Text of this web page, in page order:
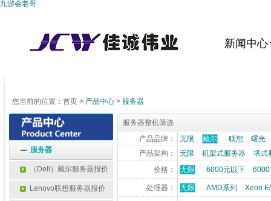
九游会老哥
新闻中心
您当前的位置： 首页 > 产品中心 > 服务器
服务器
（Dell）戴尔服务器报价
Lenovo联想服务器报价
服务器整机筛选
产品品牌：
无限 戴尔 联想
曙光
产品架构：
无限 机架式服务器
塔式
价格：
无限 6000元以下
处理器： 无限 AMD系列 Xeon